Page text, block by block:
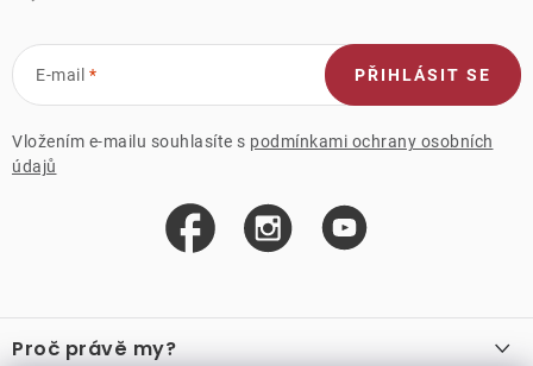
E-mail
Vložením e-mailu souhlasíte s podmínkami ochrany osobních
údajů
PŘIHLÁSIT SE
á
Proč právě my?